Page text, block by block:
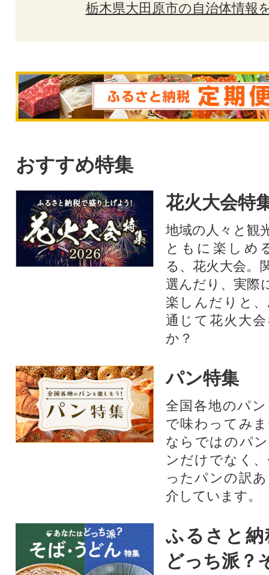
栃木県大田原市の自治体情報
おすすめ特集
花火大会特
地域の人々と観
ともに楽しめ
る、花火大会。
選んだり、実際
楽しんだりと
通じて花火大
か？​
パン特集
全国各地のパ
で味わってみ
ならではのパ
ンだけでなく
ったパンの訳
介しています。
ふるさと
どっち派？